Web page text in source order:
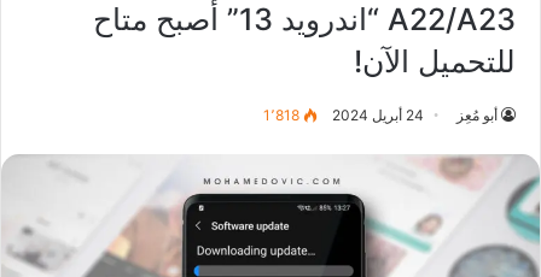
A22/A23 “اندرويد 13” أصبح متاح
للتحميل الآن!
أبو مُعِز 24 أبريل 2024 1٬818